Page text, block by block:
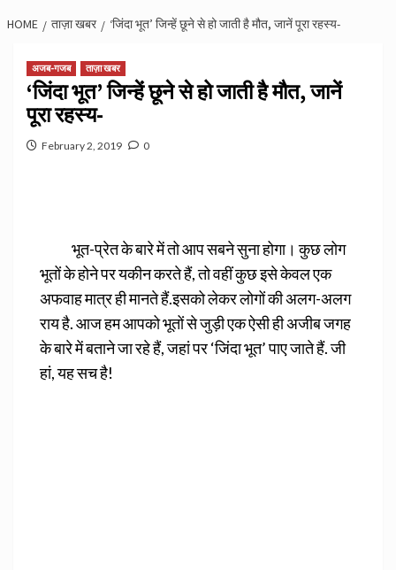
HOME ताज़ा खबर ‘जिंदा भूत’ जिन्हें छूने से हो जाती है मौत, जानें पूरा रहस्य-
अजब-गजब ताज़ा खबर
‘जिंदा भूत’ जिन्हें छूने से हो जाती है मौत, जानें
पूरा रहस्य-
February 2, 2019 0
भूत-प्रेत के बारे में तो आप सबने सुना होगा। कुछ लोग
भूतों के होने पर यकीन करते हैं, तो वहीं कुछ इसे केवल एक
अफवाह मात्र ही मानते हैं.इसको लेकर लोगों की अलग-अलग
राय है. आज हम आपको भूतों से जुड़ी एक ऐसी ही अजीब जगह
के बारे में बताने जा रहे हैं, जहां पर ‘जिंदा भूत’ पाए जाते हैं. जी
हां, यह सच है!